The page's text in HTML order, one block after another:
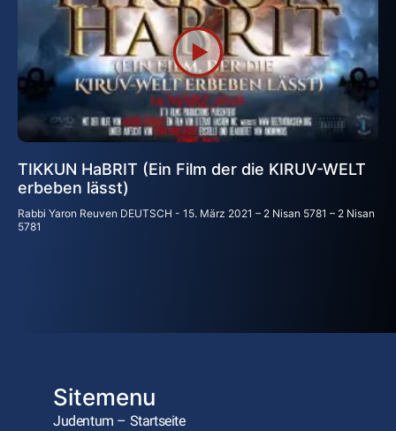
TIKKUN HaBRIT (Ein Film der die KIRUV-WELT
erbeben lässt)
Rabbi Yaron Reuven DEUTSCH
15. März 2021 – 2 Nisan 5781 – 2 Nisan
5781
Sitemenu
Judentum – Startseite